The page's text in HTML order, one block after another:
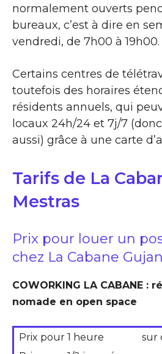
normalement ouverts
bureaux, c’est à dire en
vendredi, de 7h00 à 19h00.
Certains centres de
toutefois des horaires
résidents annuels, qui
locaux 24h/24 et 7j/7
aussi) grâce à une carte
Tarifs de La
Mestras
Prix pour louer un
chez La Cabane
COWORKING LA CABANE :
nomade en open space
Prix pour 1 heure
sur